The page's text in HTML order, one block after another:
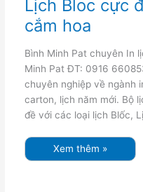
Lịch Bloc cực
cắm hoa
Bình Minh Pat chuyên In
Minh Pat ĐT: 0916
chuyên nghiệp về ngành
carton, lịch năm mới. Bộ
đề với các loại lịch Blốc,
–
Nghệ
thuật
cắm
Xem thêm »